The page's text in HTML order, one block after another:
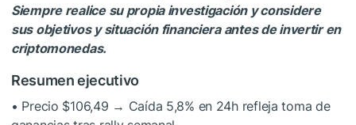
Siempre realice su propia investigación y considere
sus objetivos y situación financiera antes de invertir en
criptomonedas.
Resumen ejecutivo
• Precio $106,49 → Caída 5,8% en 24h refleja toma de